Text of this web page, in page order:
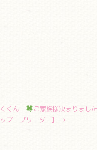
くん
ご家族様決まりました
プ ブリーダー】
→